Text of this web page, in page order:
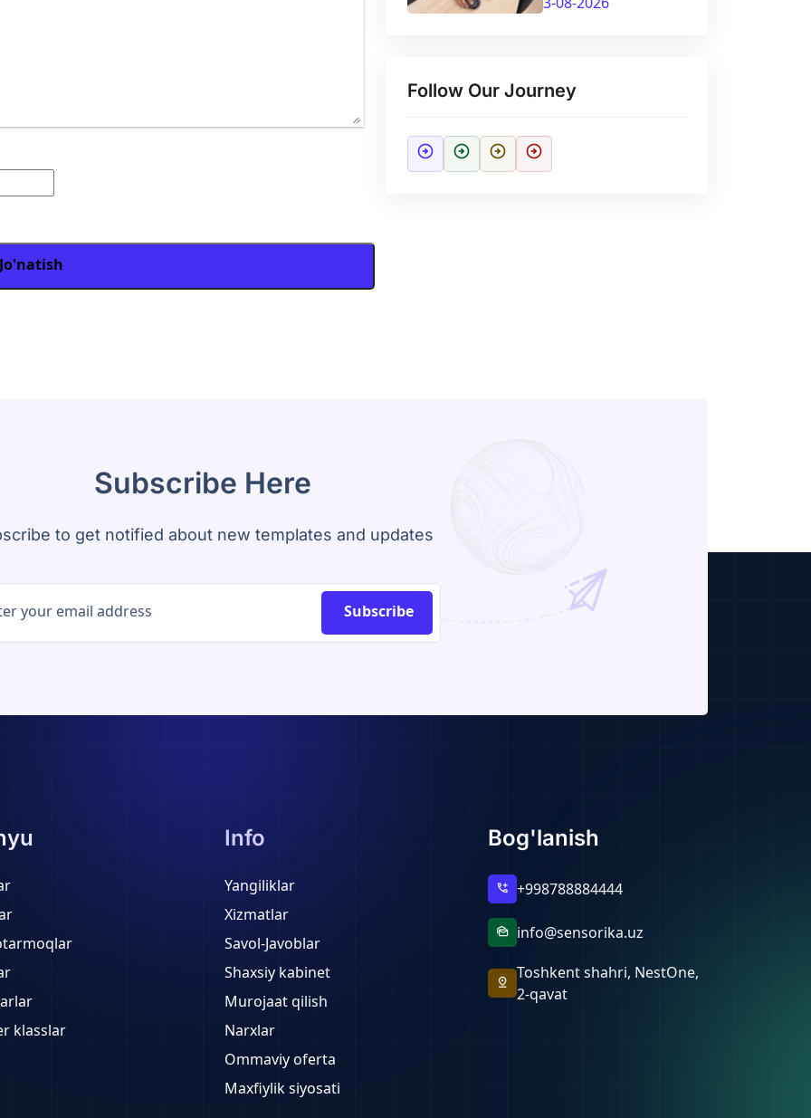
Follow Our Journey
arrow_circle_right arrow_circle_right arrow_circle_right arrow_circle_right
Subscribe Here
to get notified about new templates and updates
Subscribe
klasslar
Info
Yangiliklar
Xizmatlar
Savol-Javoblar
Shaxsiy kabinet
Murojaat qilish
Narxlar
Ommaviy oferta
Maxfiylik siyosati
Bog'lanish
add_call +998788884444
mark_as_unread info@sensorika.uz
pin_drop
Toshkent shahri, NestOne,
2-qavat